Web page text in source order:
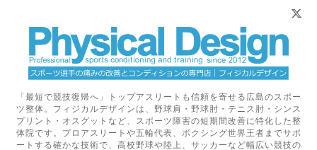
「最短で競技復帰へ」トップアスリートも信頼を寄せる広島のスポー
ツ整体。フィジカルデザインは、野球肩・野球肘・テニス肘・シンス
プリント・オスグットなど、スポーツ障害の短期間改善に特化した整
体院です。プロアスリートや五輪代表、ボクシング世界王者までサポ
ートする確かな技術で、高校野球や陸上、サッカーなど幅広い競技の